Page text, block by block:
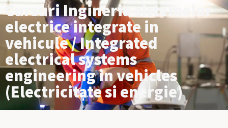
Cursuri Ingineria sistemelor
electrice integrate in
vehicule / Integrated
electrical systems
engineering in vehicles
(Electricitate si energie)